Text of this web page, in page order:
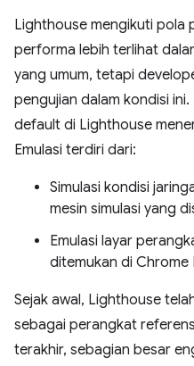
Lighthouse mengikuti pola
performa lebih terlihat
yang umum, tetapi
pengujian dalam kondisi
default di Lighthouse
Emulasi terdiri dari:
Simulasi kondisi
mesin simulasi yang
Emulasi layar
ditemukan di Chrome
Sejak awal, Lighthouse
sebagai perangkat
terakhir, sebagian besar